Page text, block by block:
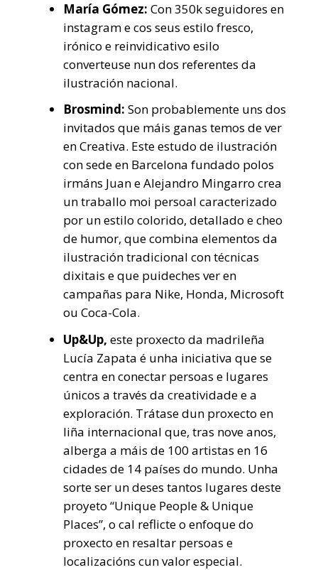
María Gómez: Con 350k seguidores en
instagram e cos seus estilo fresco,
irónico e reinvidicativo esilo
converteuse nun dos referentes da
ilustración nacional.
Brosmind: Son probablemente uns dos
invitados que máis ganas temos de ver
en Creativa. Este estudo de ilustración
con sede en Barcelona fundado polos
irmáns Juan e Alejandro Mingarro crea
un traballo moi persoal caracterizado
por un estilo colorido, detallado e cheo
de humor, que combina elementos da
ilustración tradicional con técnicas
dixitais e que puideches ver en
campañas para Nike, Honda, Microsoft
ou Coca-Cola.
Up&Up, este proxecto da madrileña
Lucía Zapata é unha iniciativa que se
centra en conectar persoas e lugares
únicos a través da creatividade e a
exploración. Trátase dun proxecto en
liña internacional que, tras nove anos,
alberga a máis de 100 artistas en 16
cidades de 14 países do mundo. Unha
sorte ser un deses tantos lugares deste
proyeto “Unique People & Unique
Places”, o cal reflicte o enfoque do
proxecto en resaltar persoas e
localizacións cun valor especial.